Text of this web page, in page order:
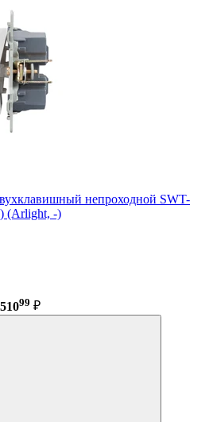
непроходной SWT-
(Arlight, -)
51099 ₽